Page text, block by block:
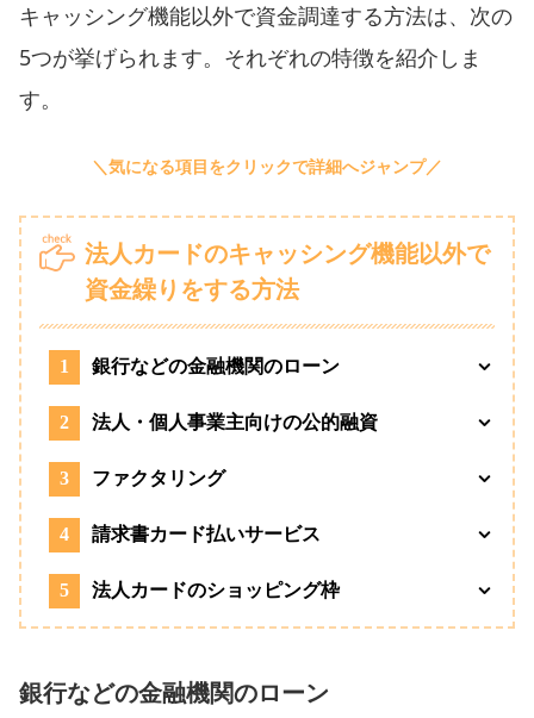
キャッシング機能以外で資金調達する方法は、次の
5つが挙げられます。それぞれの特徴を紹介しま
す。
法人カードのキャッシング機能以外で
資金繰りをする方法
1 銀行などの金融機関のローン
2 法人・個人事業主向けの公的融資
3 ファクタリング
4 請求書カード払いサービス
5 法人カードのショッピング枠
銀行などの金融機関のローン